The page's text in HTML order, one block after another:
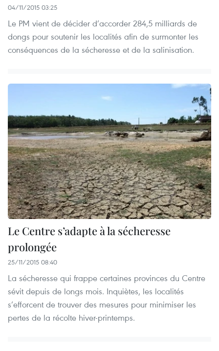
04/11/2015 03:25
Le PM vient de décider d’accorder 284,5 milliards de
dongs pour soutenir les localités afin de surmonter les
conséquences de la sécheresse et de la salinisation.
Le Centre s’adapte à la sécheresse
prolongée
25/11/2015 08:40
La sécheresse qui frappe certaines provinces du Centre
sévit depuis de longs mois. Inquiètes, les localités
s’efforcent de trouver des mesures pour minimiser les
pertes de la récolte hiver-printemps.